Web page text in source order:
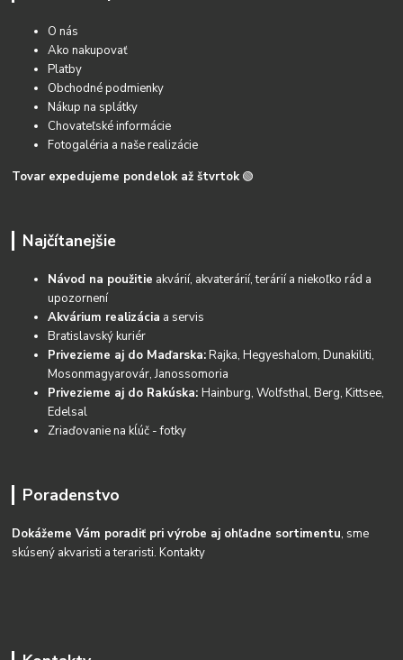
O nás
Ako nakupovať
Platby
Obchodné podmienky
Nákup na splátky
Chovateľské informácie
Fotogaléria a naše realizácie
Tovar expedujeme pondelok až štvrtok 🟢
Najčítanejšie
Návod na použitie akvárií, akvaterárií, terárií a niekoľko rád a
upozornení
Akvárium realizácia a servis
Bratislavský kuriér
Privezieme aj do Maďarska:Rajka, Hegyeshalom, Dunakiliti,
Mosonmagyarovár, Janossomoria
Privezieme aj do Rakúska:Hainburg, Wolfsthal, Berg, Kittsee,
Edelsal
Zriaďovanie na kĺúč - fotky
Poradenstvo
Dokážeme Vám poradiť pri výrobe aj ohľadne sortimentu, sme
skúsený akvaristi a teraristi.Kontakty